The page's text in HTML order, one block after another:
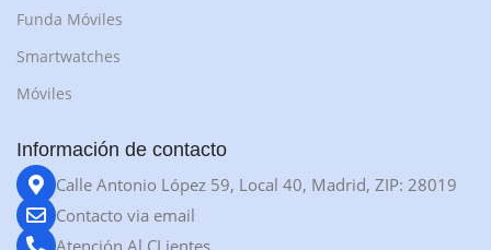
Funda Móviles
Smartwatches
Móviles
Información de contacto
Calle Antonio López 59, Local 40, Madrid, ZIP: 28019
Contacto via email